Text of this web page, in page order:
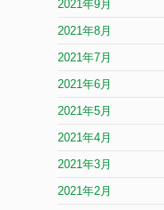
2021年9月
2021年8月
2021年7月
2021年6月
2021年5月
2021年4月
2021年3月
2021年2月